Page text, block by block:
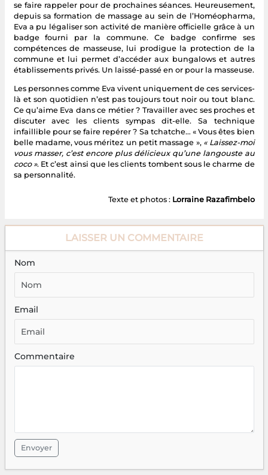
se faire rappeler pour de prochaines séances. Heureusement,
depuis sa formation de massage au sein de l’Homéopharma,
Eva a pu légaliser son activité de manière officielle grâce à un
badge fourni par la commune. Ce badge confirme ses
compétences de masseuse, lui prodigue la protection de la
commune et lui permet d’accéder aux bungalows et autres
établissements privés. Un laissé-passé en or pour la masseuse.
Les personnes comme Eva vivent uniquement de ces services-
là et son quotidien n’est pas toujours tout noir ou tout blanc.
Ce qu’aime Eva dans ce métier ? Travailler avec ses proches et
discuter avec les clients sympas dit-elle. Sa technique
infaillible pour se faire repérer ? Sa tchatche… « Vous êtes bien
belle madame, vous méritez un petit massage », « Laissez-moi
vous masser, c’est encore plus délicieux qu’une langouste au
coco ». Et c’est ainsi que les clients tombent sous le charme de
sa personnalité.
Texte et photos : Lorraine Razafimbelo
LAISSER UN COMMENTAIRE
Nom
Email
Commentaire
Envoyer